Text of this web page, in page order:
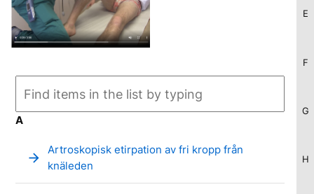
E
F
G
H
A
arrow_forward
Artroskopisk etirpation av fri kropp från
knäleden